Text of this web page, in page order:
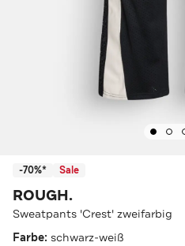
-70%* Sale
ROUGH.
Sweatpants 'Crest' zweifarbig
Farbe: schwarz-weiß